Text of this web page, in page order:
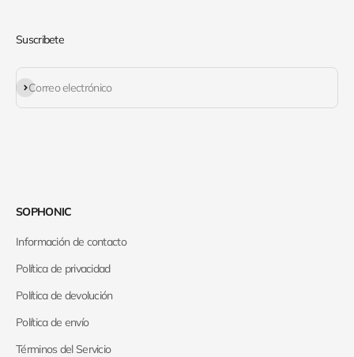
Suscribete
Correo electrónico
Suscribirse
SOPHONIC
Información de contacto
Política de privacidad
Política de devolución
Política de envío
Términos del Servicio